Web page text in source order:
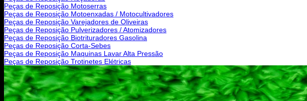
Peças de Reposição Motoserras
Peças de Reposição Motoenxadas / Motocultivadores
Peças de Reposição Varejadores de Oliveiras
Peças de Reposição Pulverizadores / Atomizadores
Peças de Reposição Biotrituradores Gasolina
Peças de Reposição Corta-Sebes
Peças de Reposição Maquinas Lavar Alta Pressão
Peças de Reposição Trotinetes Elétricas